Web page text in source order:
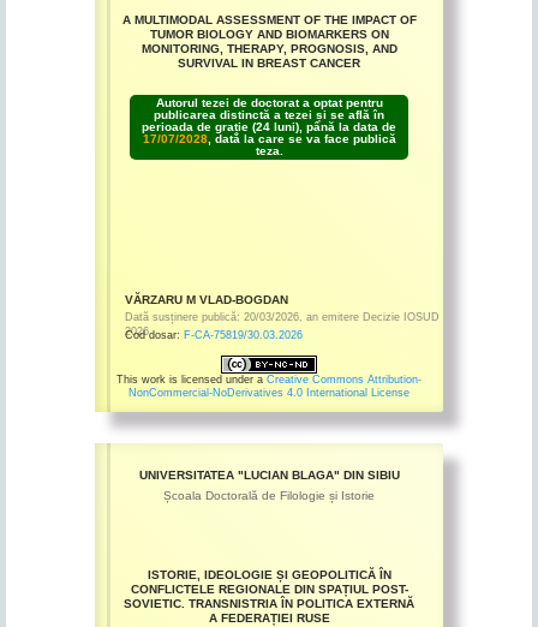
A MULTIMODAL ASSESSMENT OF THE IMPACT OF
TUMOR BIOLOGY AND BIOMARKERS ON
MONITORING, THERAPY, PROGNOSIS, AND
SURVIVAL IN BREAST CANCER
Autorul tezei de doctorat a optat pentru
publicarea distinctă a tezei și se află în
perioada de grație (24 luni), până la data de
17/07/2028, dată la care se va face publică
teza.
VĂRZARU M VLAD-BOGDAN
Dată susținere publică: 20/03/2026 an emitere Decizie IOSUD
2026
Cod dosar: F-CA-75819/30.03.2026
This work is licensed under a Creative Commons Attribution-
NonCommercial-NoDerivatives 4.0 International License
UNIVERSITATEA "LUCIAN BLAGA" DIN SIBIU
Școala Doctorală de Filologie și Istorie
ISTORIE, IDEOLOGIE ȘI GEOPOLITICĂ ÎN
CONFLICTELE REGIONALE DIN SPAȚIUL POST-
SOVIETIC. TRANSNISTRIA ÎN POLITICA EXTERNĂ
A FEDERAȚIEI RUSE